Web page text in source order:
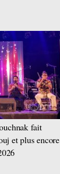
fait
et plus encore